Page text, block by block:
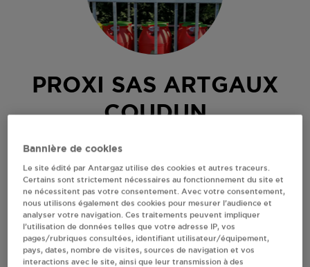
PROXI SAS ARTGAUX
COUDUN
11 RUE NOTRE DAME
Revendeur de bouteilles de gaz
S'Y RENDRE
AFFICHER LE TÉLÉPHONE
Bannière de cookies
Le site édité par Antargaz utilise des cookies et autres traceurs.
Certains sont strictement nécessaires au fonctionnement du site et
ne nécessitent pas votre consentement. Avec votre consentement,
nous utilisons également des cookies pour mesurer l’audience et
analyser votre navigation. Ces traitements peuvent impliquer
l’utilisation de données telles que votre adresse IP, vos
pages/rubriques consultées, identifiant utilisateur/équipement,
pays, dates, nombre de visites, sources de navigation et vos
interactions avec le site, ainsi que leur transmission à des